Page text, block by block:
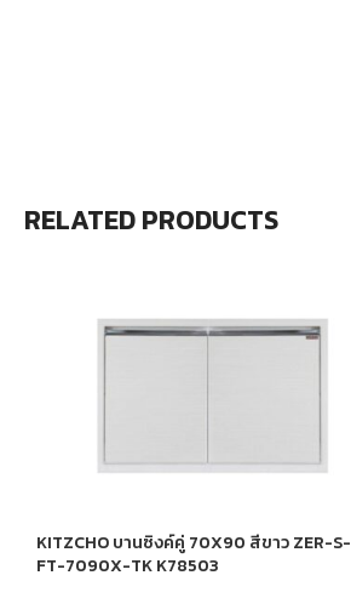
RELATED PRODUCTS
KITZCHO บานซิงค์คู่ 70X90 สีขาว ZER-S-
FT-7090X-TK K78503